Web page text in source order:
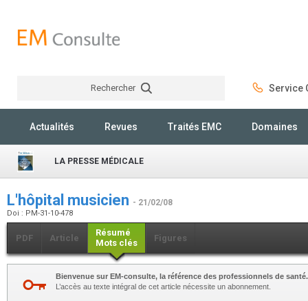
Rechercher Service
Actualités Revues Traités EMC Domaines
LA PRESSE MÉDICALE
L'hôpital musicien - 21/02/08
Doi : PM-31-10-478
PDF Article
Résumé
Mots clés
Figures
Bienvenue sur EM-consulte, la référence des professionnels de santé.
L’accès au texte intégral de cet article nécessite un abonnement.